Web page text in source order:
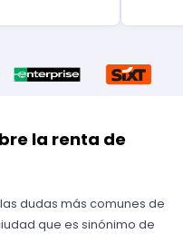
la renta de
dudas más comunes de
que es sinónimo de